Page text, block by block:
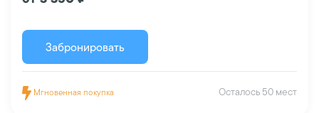
Забронировать
Мгновенная покупка Осталось 50 мест